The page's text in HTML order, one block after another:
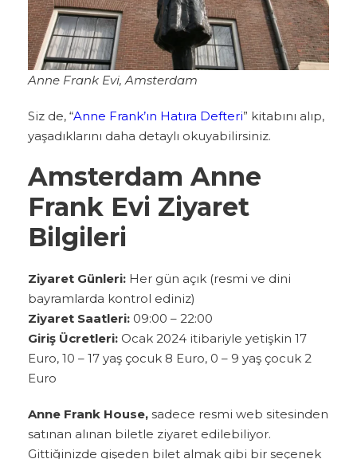
Anne Frank Evi, Amsterdam
Siz de, “Anne Frank’ın Hatıra Defteri” kitabını alıp,
yaşadıklarını daha detaylı okuyabilirsiniz.
Amsterdam Anne
Frank Evi Ziyaret
Bilgileri
Ziyaret Günleri: Her gün açık (resmi ve dini
bayramlarda kontrol ediniz)
Ziyaret Saatleri: 09:00 – 22:00
Giriş Ücretleri: Ocak 2024 itibariyle yetişkin 17
Euro, 10 – 17 yaş çocuk 8 Euro, 0 – 9 yaş çocuk 2
Euro
Anne Frank House, sadece resmi web sitesinden
satınan alınan biletle ziyaret edilebiliyor.
Gittiğinizde gişeden bilet almak gibi bir seçenek